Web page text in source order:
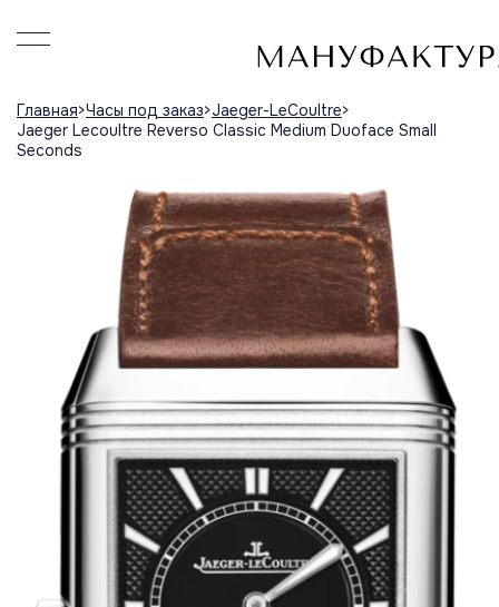
Главная Часы под заказ Jaeger-LeCoultre
Jaeger Lecoultre Reverso Classic Medium Duoface Small
Seconds